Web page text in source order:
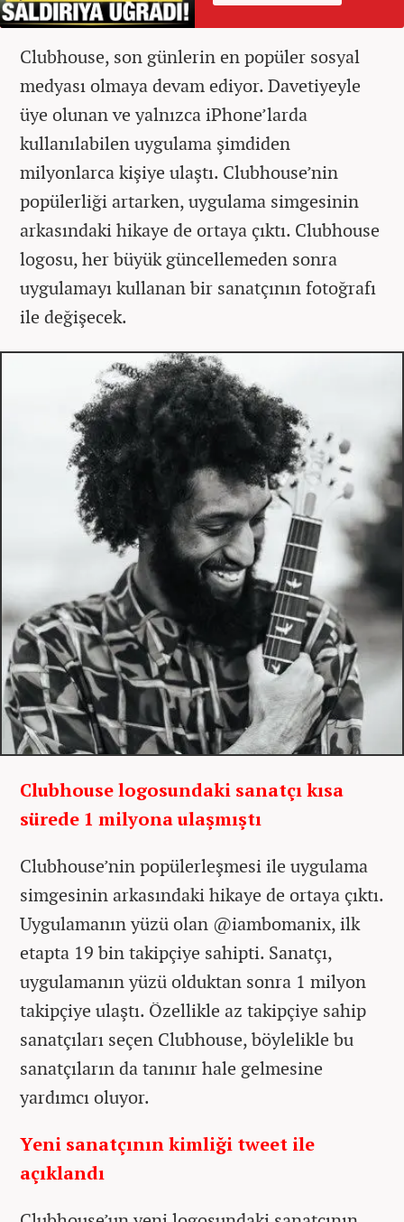
Clubhouse, son günlerin en popüler sosyal
medyası olmaya devam ediyor. Davetiyeyle
üye olunan ve yalnızca iPhone’larda
kullanılabilen uygulama şimdiden
milyonlarca kişiye ulaştı. Clubhouse’nin
popülerliği artarken, uygulama simgesinin
arkasındaki hikaye de ortaya çıktı. Clubhouse
logosu, her büyük güncellemeden sonra
uygulamayı kullanan bir sanatçının fotoğrafı
ile değişecek.
Clubhouse logosundaki sanatçı kısa
sürede 1 milyona ulaşmıştı
Clubhouse’nin popülerleşmesi ile uygulama
simgesinin arkasındaki hikaye de ortaya çıktı.
Uygulamanın yüzü olan @iambomanix, ilk
etapta 19 bin takipçiye sahipti. Sanatçı,
uygulamanın yüzü olduktan sonra 1 milyon
takipçiye ulaştı. Özellikle az takipçiye sahip
sanatçıları seçen Clubhouse, böylelikle bu
sanatçıların da tanınır hale gelmesine
yardımcı oluyor.
Yeni sanatçının kimliği tweet ile
açıklandı